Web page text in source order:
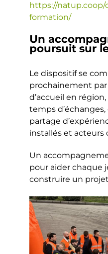
https://
formation/
Un
poursuit sur
Le dispositif se
prochainement
d’accueil en
temps
partage
installés et acteurs
Un
pour aider chaque
construire un